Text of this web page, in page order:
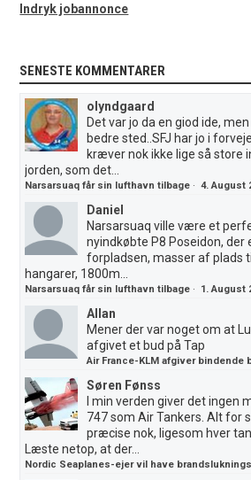
Indryk jobannonce
SENESTE KOMMENTARER
olyndgaard
Det var jo da en giod ide,
bedre sted..SFJ har jo i
kræver nok ikke lige så store
jorden, som det...
Narsarsuaq får sin lufthavn tilbage ·4. August
Daniel
Narsarsuaq ville være et
nyindkøbte P8 Poseidon, der
forpladsen, masser af plads
hangarer, 1800m...
Narsarsuaq får sin lufthavn tilbage · 1. August
Allan
Mener der var noget om at
afgivet et bud på Tap
Air France-KLM afgiver bindende
Søren Fønss
I min verden giver det ingen
747 som Air Tankers. Alt for
præcise nok, ligesom hver
Læste netop, at der...
Nordic Seaplanes-ejer vil have